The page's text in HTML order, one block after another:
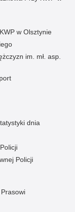
w Olsztynie
im. mł. asp.
dnia
Policji